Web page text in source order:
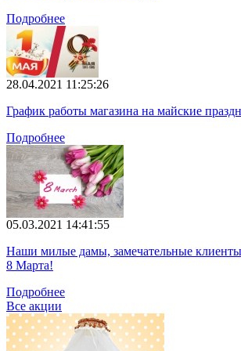
Подробнее
28.04.2021 11:25:26
График работы магазина на майские
Подробнее
05.03.2021 14:41:55
Наши милые дамы, замечательные
8 Марта!
Подробнее
Все акции